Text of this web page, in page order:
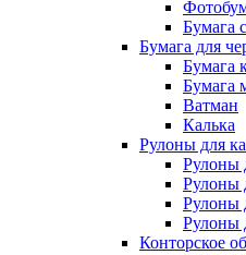
Бумага
Бумага для
Бумага
Бумага
Ватман
Калька
Рулоны для
Рулоны
Рулоны
Рулоны
Рулоны
Конторское